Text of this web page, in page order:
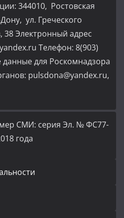
344010, Ростовская
ул. Греческого
38 Электронный адрес
Телефон: 8(903)
данные для Роскомнадзора
pulsdona@yandex.ru,
СМИ: серия Эл. № ФС77-
года